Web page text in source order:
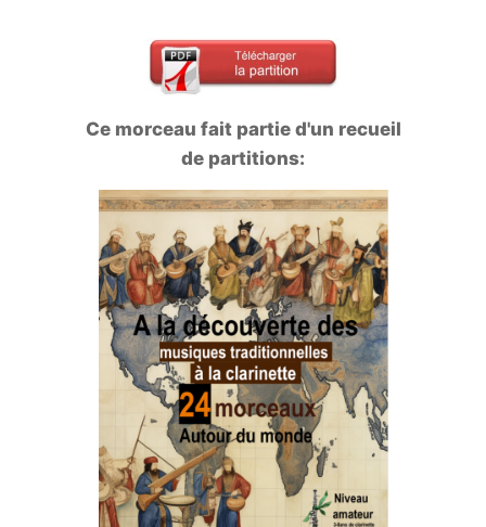
Ce morceau fait partie d'un recueil
de partitions: